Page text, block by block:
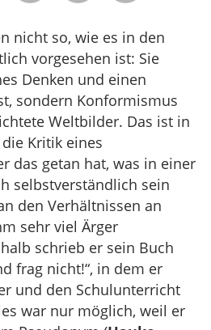
nicht so, wie es in den
vorgesehen ist: Sie
Denken und einen
sondern Konformismus
Weltbilder. Das ist in
Kritik eines
das getan hat, was in einer
selbstverständlich sein
den Verhältnissen an
sehr viel Ärger
schrieb er sein Buch
frag nicht!“, in dem er
und den Schulunterricht
war nur möglich, weil er